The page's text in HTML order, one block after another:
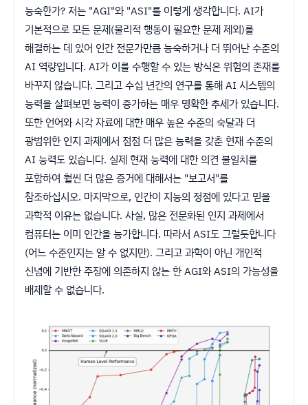
능숙한가? 저는 "AGI"와 "ASI"를 이렇게 생각합니다. AI가
기본적으로 모든 문제(물리적 행동이 필요한 문제 제외)를
해결하는 데 있어 인간 전문가만큼 능숙하거나 더 뛰어난 수준의
AI 역량입니다. AI가 이를 수행할 수 있는 방식은 위험의 존재를
바꾸지 않습니다. 그리고 수십 년간의 연구를 통해 AI 시스템의
능력을 살펴보면 능력이 증가하는 매우 명확한 추세가 있습니다.
또한 언어와 시각 자료에 대한 매우 높은 수준의 숙달과 더
광범위한 인지 과제에서 점점 더 많은 능력을 갖춘 현재 수준의
AI 능력도 있습니다. 실제 현재 능력에 대한 의견 불일치를
포함하여 훨씬 더 많은 증거에 대해서는 "보고서"를
참조하십시오. 마지막으로, 인간이 지능의 정점에 있다고 믿을
과학적 이유는 없습니다. 사실, 많은 전문화된 인지 과제에서
컴퓨터는 이미 인간을 능가합니다. 따라서 ASI도 그럴듯합니다
(어느 수준인지는 알 수 없지만). 그리고 과학이 아닌 개인적
신념에 기반한 주장에 의존하지 않는 한 AGI와 ASI의 가능성을
배제할 수 없습니다.